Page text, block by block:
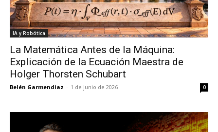
IA y Robótica
La Matemática Antes de la Máquina:
Explicación de la Ecuación Maestra de
Holger Thorsten Schubart
Belén Garmendiaz - 1 de junio de 2026 0